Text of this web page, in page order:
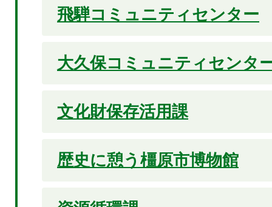
飛騨コミュニティセンター
大久保コミュニティセンタ
文化財保存活用課
歴史に憩う橿原市博物館